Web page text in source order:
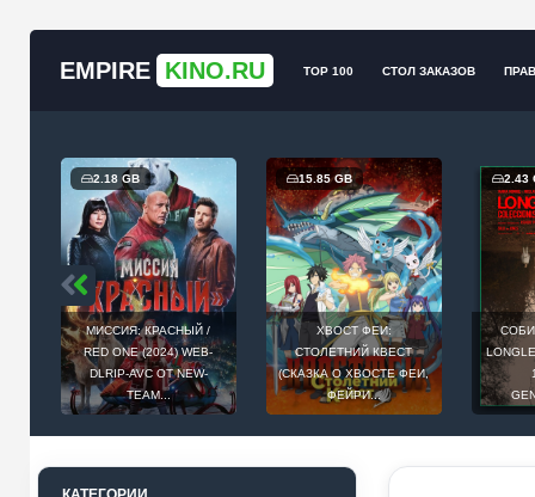
EMPIRE KINO.RU TOP 100 СТОЛ ЗАКАЗОВ
2.18 GB
МИССИЯ: КРАСНЫЙ /
RED ONE (2024) WEB-
DLRIP-AVC ОТ NEW-
TEAM...
15.85 GB
ХВОСТ ФЕИ:
СТОЛЕТНИЙ КВЕСТ
(СКАЗКА О ХВОСТЕ ФЕИ,
ФЕЙРИ...
2.43